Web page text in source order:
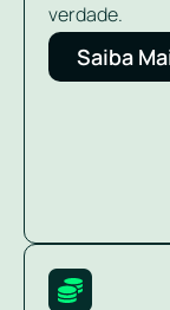
verdade.
Saiba